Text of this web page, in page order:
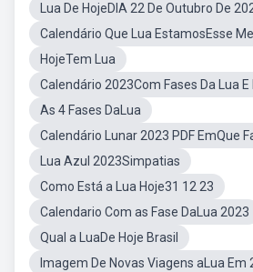
Lua De HojeDIA 22 De Outubro De
Calendário Que Lua EstamosEsse
HojeTem Lua
Calendário 2023Com Fases Da Lua E
As 4 Fases DaLua
Calendário Lunar 2023 PDF EmQue
Lua Azul 2023Simpatias
Como Está a Lua Hoje31 12 23
Calendario Com as Fase DaLua 2023
Qual a LuaDe Hoje Brasil
Imagem De Novas Viagens aLua Em